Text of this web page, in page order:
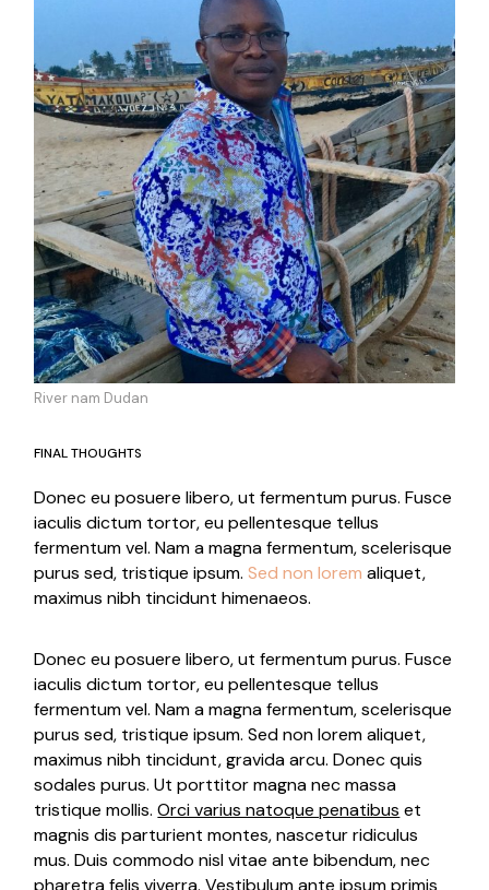
River nam Dudan
FINAL THOUGHTS
Donec eu posuere libero, ut fermentum purus. Fusce
iaculis dictum tortor, eu pellentesque tellus
fermentum vel. Nam a magna fermentum, scelerisque
purus sed, tristique ipsum.Sed non lorem aliquet,
maximus nibh tincidunt himenaeos.
Donec eu posuere libero, ut fermentum purus. Fusce
iaculis dictum tortor, eu pellentesque tellus
fermentum vel. Nam a magna fermentum, scelerisque
purus sed, tristique ipsum. Sed non lorem aliquet,
maximus nibh tincidunt, gravida arcu. Donec quis
sodales purus. Ut porttitor magna nec massa
tristique mollis.Orci varius natoque penatibus et
magnis dis parturient montes, nascetur ridiculus
mus. Duis commodo nisl vitae ante bibendum, nec
pharetra felis viverra. Vestibulum ante ipsum primis